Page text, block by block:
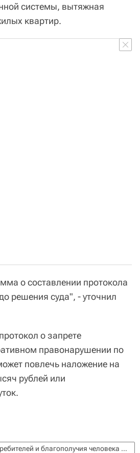
системы, вытяжная
квартир.
о составлении протокола
решения суда", - уточнил
о запрете
правонарушении по
повлечь наложение на
рублей или
Федеральная служба по надзору в сфере защиты прав потребителей и благополучия человека (Роспотребнадзор)